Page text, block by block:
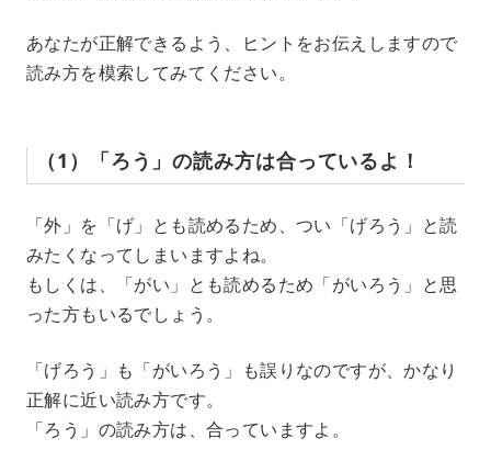
あなたが正解できるよう、ヒントをお伝えしますので
読み方を模索してみてください。
（1）「ろう」の読み方は合っているよ！
「外」を「げ」とも読めるため、つい「げろう」と読
みたくなってしまいますよね。
もしくは、「がい」とも読めるため「がいろう」と思
った方もいるでしょう。
「げろう」も「がいろう」も誤りなのですが、かなり
正解に近い読み方です。
「ろう」の読み方は、合っていますよ。